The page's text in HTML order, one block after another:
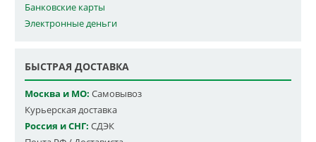
Банковские карты
Электронные деньги
БЫСТРАЯ ДОСТАВКА
Москва и МО: Самовывоз
Курьерская доставка
Россия и СНГ: СДЭК